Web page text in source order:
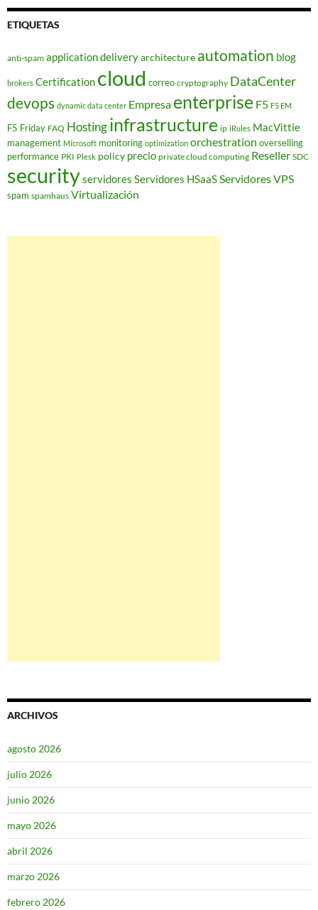
ETIQUETAS
anti-spam application deliveryarchitecture automation blog
brokers Certification cloud correo cryptography DataCenter
devops dynamic data center Empresa enterprise F5 F5 EM
F5 Friday FAQ Hostinginfrastructure ip iRules MacVittie
management Microsoft monitoring optimization orchestration overselling
performance PKI Plesk policy precio private cloud computing Reseller SDC
securityservidores Servidores HSaaSServidores VPS
spam spamhaus Virtualización
ARCHIVOS
agosto 2026
julio 2026
junio 2026
mayo 2026
abril 2026
marzo 2026
febrero 2026